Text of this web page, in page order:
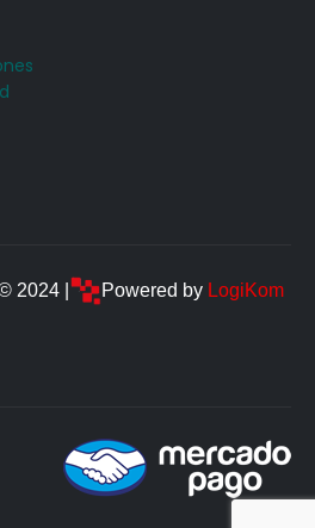
2024 | Powered by LogiKom